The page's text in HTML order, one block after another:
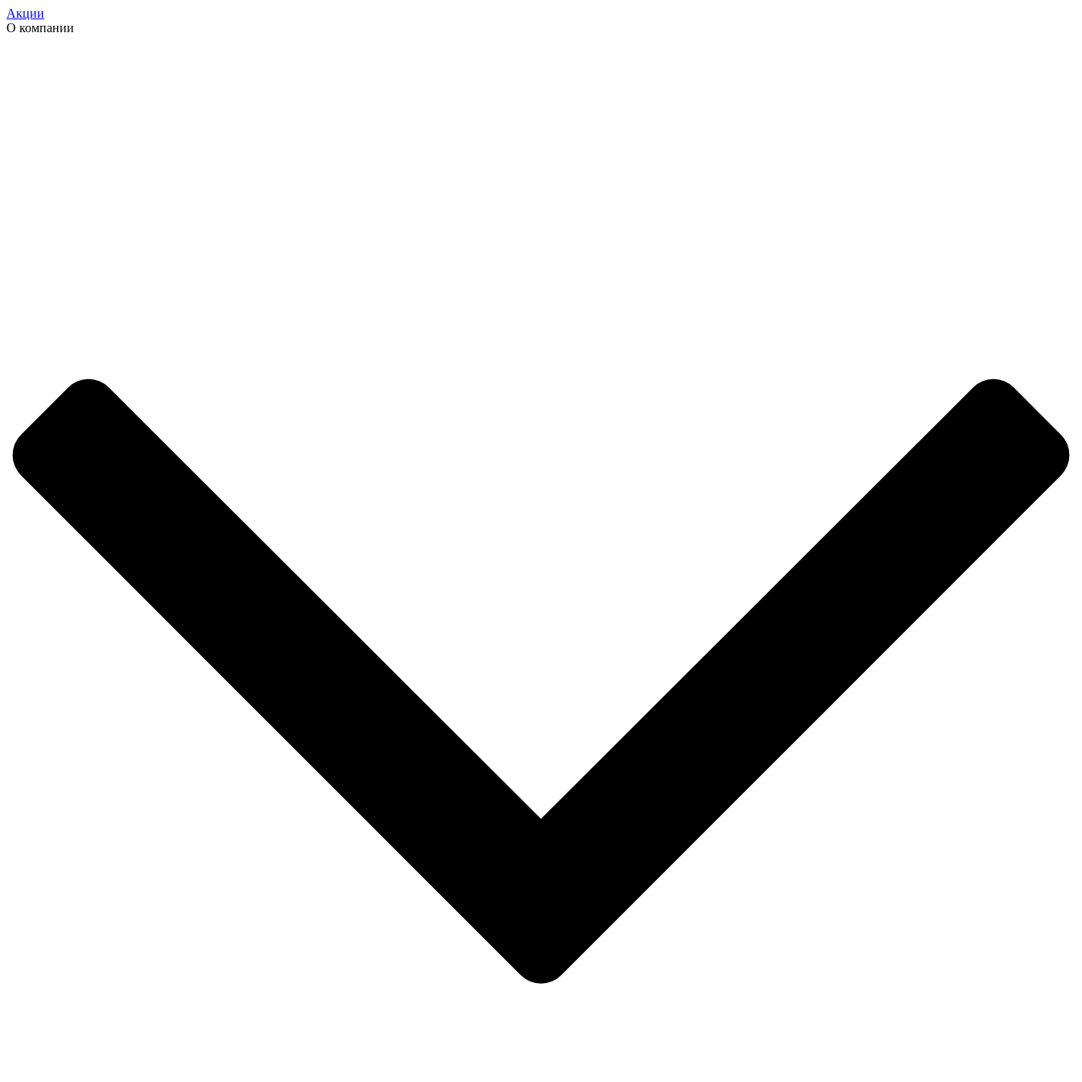
Акции
О компании